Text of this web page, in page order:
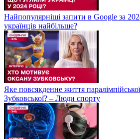
Найпопулярніші запити в Google за
українців найбільше?
Яке повсякденне життя
Зубковської? – Люди спорту